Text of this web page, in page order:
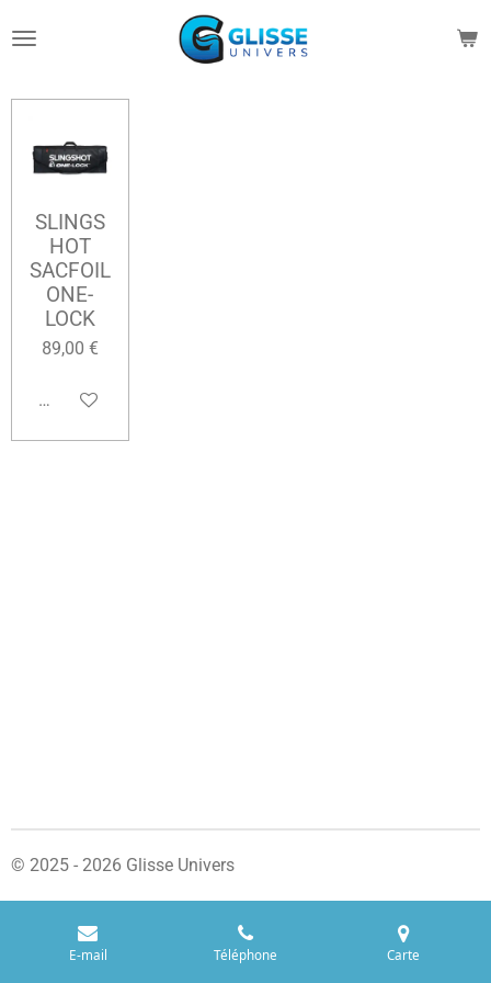
au
principal
SLINGS
HOT
SACFOIL
ONE-
LOCK
89,00 €
Ajouter au panier
© 2025 - 2026 Glisse Univers
E-mail Téléphone Carte